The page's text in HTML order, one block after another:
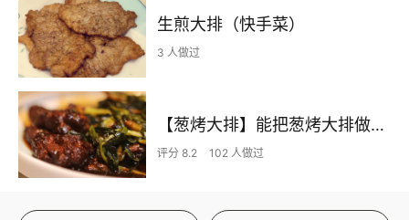
生煎大排（快手菜）
3 人做过
【葱烤大排】能把葱烤大排做入味的，真的不多了！
评分 8.2 102 人做过